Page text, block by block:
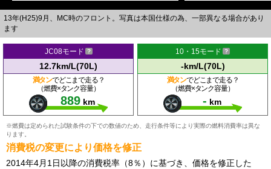
13年(H25)9月、MC時のフロント。写真は本国仕様の為、一部異なる場合があり
ます
JC08モード
12.7km/L(70L)
満タンでどこまで走る？
（燃費×タンク容量）
889 km
10・15モード
-km/L(70L)
満タンでどこまで走る？
（燃費×タンク容量）
- km
※燃費は定められた試験条件の下での数値のため、走行条件等により実際の燃料消費率は異な
ります。
消費税の変更により価格を修正
2014年4月1日以降の消費税率（8％）に基づき、価格を修正した